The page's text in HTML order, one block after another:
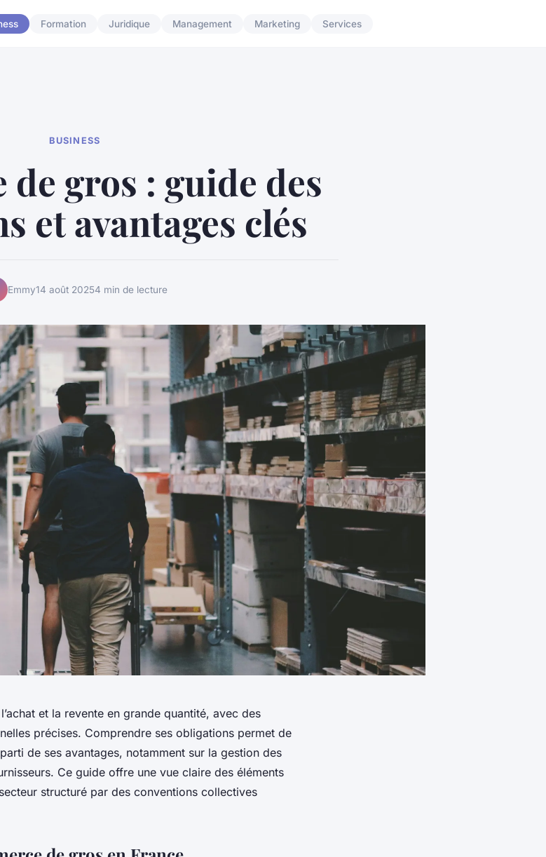
Formation Juridique Management Marketing Services
BUSINESS
de gros : guide des
et avantages clés
Emmy14 août 20254 min de lecture
et la revente en grande quantité, avec des
précises. Comprendre ses obligations permet de
de ses avantages, notamment sur la gestion des
Ce guide offre une vue claire des éléments
structuré par des conventions collectives